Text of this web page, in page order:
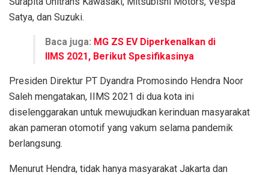
Satya, dan Suzuki.
Baca juga: MG ZS EV Diperkenalkan di
IIMS 2021, Berikut Spesifikasinya
Presiden Direktur PT Dyandra Promosindo Hendra Noor
Saleh mengatakan, IIMS 2021 di dua kota ini
diselenggarakan untuk mewujudkan kerinduan masyarakat
akan pameran otomotif yang vakum selama pandemik
berlangsung.
Menurut Hendra, tidak hanya masyarakat Jakarta dan